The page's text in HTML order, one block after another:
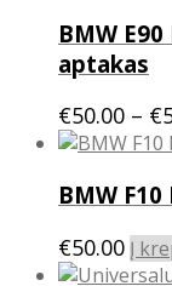
BMW
aptakas
€50.00 – €
BMW
€50.00 Į